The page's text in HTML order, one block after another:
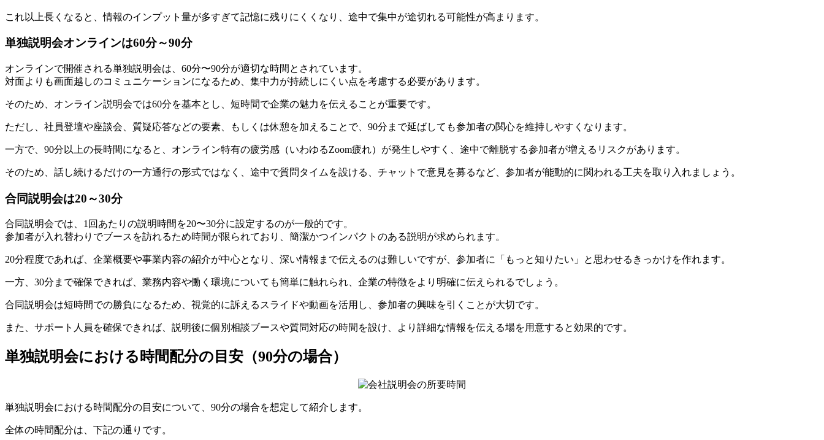
これ以上長くなると、情報のインプット量が多すぎて記憶に残りにくくなり、途中で集中が途切れる可能性が高まります。
単独説明会オンラインは60分～90分
オンラインで開催される単独説明会は、60分〜90分が適切な時間とされています。
対面よりも画面越しのコミュニケーションになるため、集中力が持続しにくい点を考慮する必要があります。
そのため、オンライン説明会では60分を基本とし、短時間で企業の魅力を伝えることが重要です。
ただし、社員登壇や座談会、質疑応答などの要素、もしくは休憩を加えることで、90分まで延ばしても参加者の関心を維持しやすくなります。
一方で、90分以上の長時間になると、オンライン特有の疲労感（いわゆるZoom疲れ）が発生しやすく、途中で離脱する参加者が増えるリスクがあります。
そのため、話し続けるだけの一方通行の形式ではなく、途中で質問タイムを設ける、チャットで意見を募るなど、参加者が能動的に関われる工夫を取り入れましょう。
合同説明会は20～30分
合同説明会では、1回あたりの説明時間を20〜30分に設定するのが一般的です。
参加者が入れ替わりでブースを訪れるため時間が限られており、簡潔かつインパクトのある説明が求められます。
20分程度であれば、企業概要や事業内容の紹介が中心となり、深い情報まで伝えるのは難しいですが、参加者に「もっと知りたい」と思わせるきっかけを作れます。
一方、30分まで確保できれば、業務内容や働く環境についても簡単に触れられ、企業の特徴をより明確に伝えられるでしょう。
合同説明会は短時間での勝負になるため、視覚的に訴えるスライドや動画を活用し、参加者の興味を引くことが大切です。
また、サポート人員を確保できれば、説明後に個別相談ブースや質問対応の時間を設け、より詳細な情報を伝える場を用意すると効果的です。
単独説明会における時間配分の目安（90分の場合）
単独説明会における時間配分の目安について、90分の場合を想定して紹介します。
全体の時間配分は、下記の通りです。